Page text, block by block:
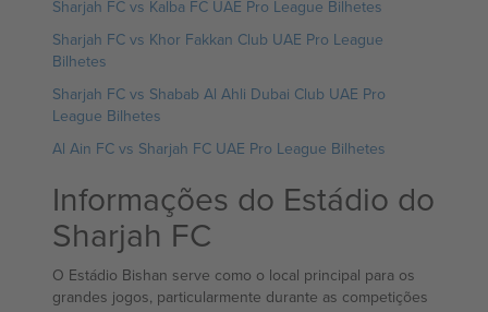
Sharjah FC vs Kalba FC UAE Pro League Bilhetes
Sharjah FC vs Khor Fakkan Club UAE Pro League
Bilhetes
Sharjah FC vs Shabab Al Ahli Dubai Club UAE Pro
League Bilhetes
Al Ain FC vs Sharjah FC UAE Pro League Bilhetes
Informações do Estádio do
Sharjah FC
O Estádio Bishan serve como o local principal para os
grandes jogos, particularmente durante as competições